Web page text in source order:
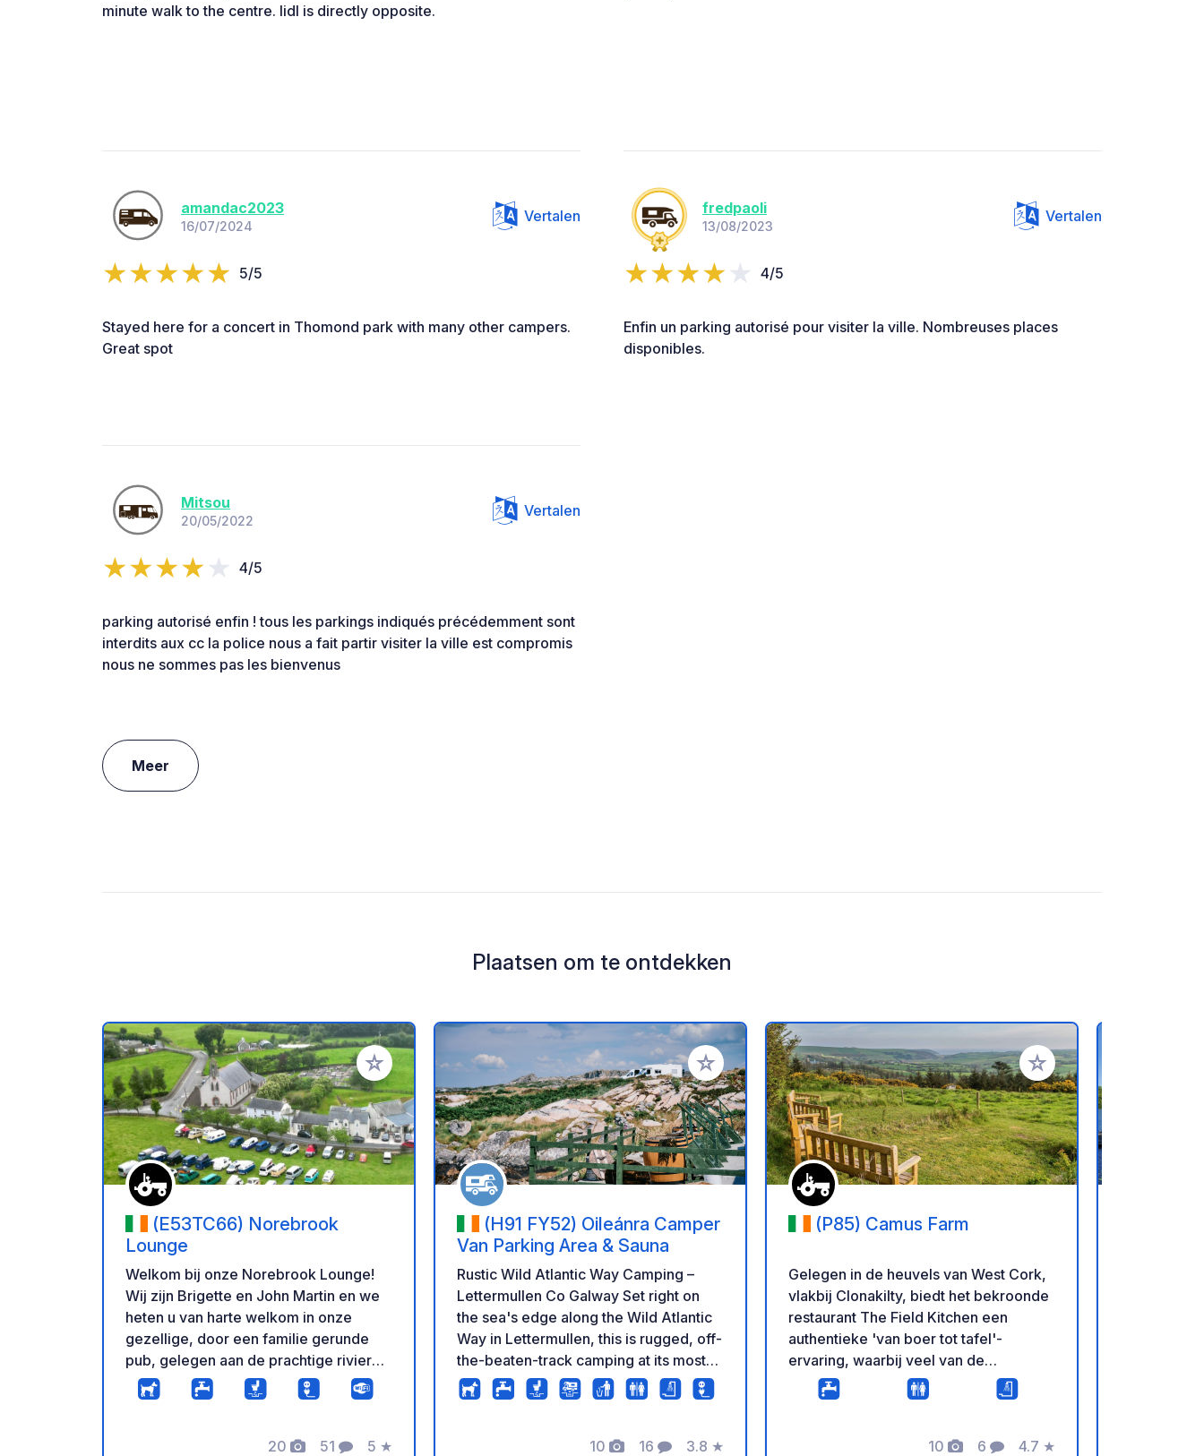
minute walk to the centre. lidl is directly opposite.
amandac2023
16/07/2024
Vertalen
5/5
Stayed here for a concert in Thomond park with many other campers.
Great spot
fredpaoli
13/08/2023
Vertalen
4/5
Enfin un parking autorisé pour visiter la ville. Nombreuses places
disponibles.
Mitsou
20/05/2022
Vertalen
4/5
parking autorisé enfin ! tous les parkings indiqués précédemment sont
interdits aux cc la police nous a fait partir visiter la ville est compromis
nous ne sommes pas les bienvenus
Meer
Plaatsen om te ontdekken
Voeg toe aan je favorieten
(E53TC66) Norebrook
Lounge
Welkom bij onze Norebrook Lounge!
Wij zijn Brigette en John Martin en we
heten u van harte welkom in onze
gezellige, door een familie gerunde
pub, gelegen aan de prachtige rivier
de Nore. Het is de perfecte plek om te
ontspannen na een dag autorijden en te
gastvrijheid in een warme, vriendelijke
20 51 5 ★
Voeg toe aan je favorieten
(H91 FY52) Oileánra Camper
Van Parking Area & Sauna
Rustic Wild Atlantic Way Camping –
Lettermullen Co Galway Set right on
the sea's edge along the Wild Atlantic
Way in Lettermullen, this is rugged, off-
the-beaten-track camping at its most
authentic. The site sits exposed to the
elements on the Connemara coastline,
bay — the kind of raw, dramatic
10 16 3.8 ★
Voeg toe aan je favorieten
(P85) Camus Farm
Gelegen in de heuvels van West Cork,
vlakbij Clonakilty, biedt het bekroonde
restaurant The Field Kitchen een
authentieke 'van boer tot tafel'-
ervaring, waarbij veel van de
producten afkomstig zijn van de
biologische Camus Farm. Met ruime
is er voor elk weertype een geschikte
10 6 4.7 ★